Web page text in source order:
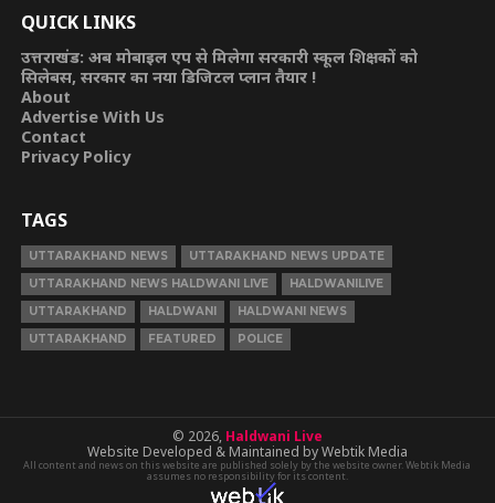
QUICK LINKS
उत्तराखंड: अब मोबाइल एप से मिलेगा सरकारी स्कूल शिक्षकों को
सिलेबस, सरकार का नया डिजिटल प्लान तैयार !
About
Advertise With Us
Contact
Privacy Policy
TAGS
UTTARAKHAND NEWS
UTTARAKHAND NEWS UPDATE
UTTARAKHAND NEWS HALDWANI LIVE
HALDWANILIVE
UTTARAKHAND
HALDWANI
HALDWANI NEWS
UTTARAKHAND
FEATURED POLICE
© 2026, Haldwani Live
Website Developed & Maintained by Webtik Media
All content and news on this website are published solely by the website owner. Webtik Media
assumes no responsibility for its content.